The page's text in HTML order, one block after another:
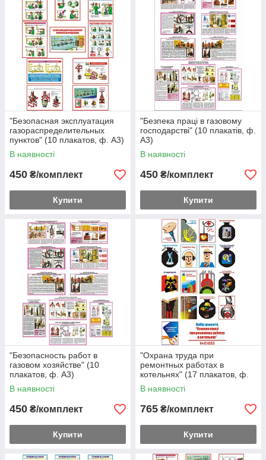
"Безопасная эксплуатация
газораспределительных
пунктов" (10 плакатов, ф. А3)
В наявності
450 ₴/комплект
Купити
"Безпека праці в газовому
господарстві" (10 плакатів, ф.
А3)
В наявності
450 ₴/комплект
Купити
"Безопасность работ в
газовом хозяйстве" (10
плакатов, ф. А3)
В наявності
450 ₴/комплект
Купити
"Охрана труда при
ремонтных работах в
котельнях" (17 плакатов, ф.
А3)
В наявності
765 ₴/комплект
Купити